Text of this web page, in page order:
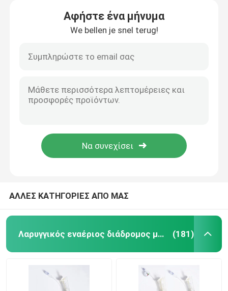
Αφήστε ένα μήνυμα
We bellen je snel terug!
ΑΛΛΕΣ ΚΑΤΗΓΟΡΙΕΣ ΑΠΟ ΜΑΣ
Λαρυγγικός εναέριος διάδρομος μασκών (181)